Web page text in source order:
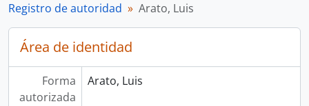
Registro de autoridad Arato, Luis
Área de identidad
Forma
autorizada
Arato, Luis